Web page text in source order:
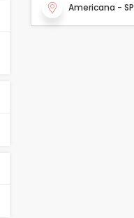
Americana - SP